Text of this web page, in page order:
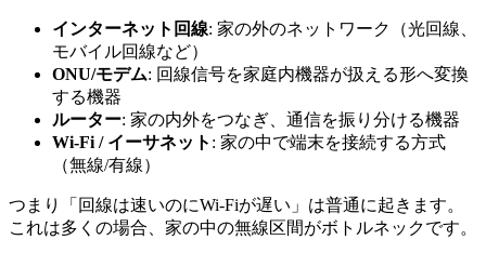
インターネット回線: 家の外のネットワーク（光回線、
モバイル回線など）
ONU/モデム: 回線信号を家庭内機器が扱える形へ変換
する機器
ルーター: 家の内外をつなぎ、通信を振り分ける機器
Wi-Fi / イーサネット : 家の中で端末を接続する方式
（無線/有線）
つまり「回線は速いのにWi-Fiが遅い」は普通に起きます。
これは多くの場合、家の中の無線区間がボトルネックです。